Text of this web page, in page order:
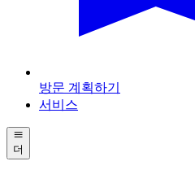
방문 계획하기
서비스
더